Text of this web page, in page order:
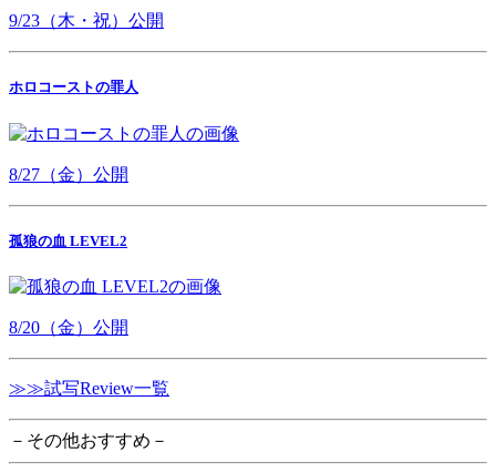
9/23（木・祝）公開
ホロコーストの罪人
8/27（金）公開
孤狼の血 LEVEL2
8/20（金）公開
≫≫試写Review一覧
－その他おすすめ－